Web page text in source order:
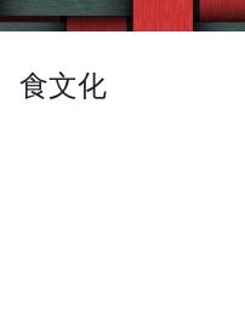
食文化